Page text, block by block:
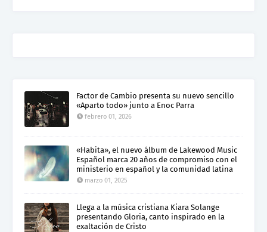
Factor de Cambio presenta su nuevo sencillo
«Aparto todo» junto a Enoc Parra
febrero 01, 2026
«Habita», el nuevo álbum de Lakewood Music
Español marca 20 años de compromiso con el
ministerio en español y la comunidad latina
marzo 01, 2025
Llega a la música cristiana Kiara Solange
presentando Gloria, canto inspirado en la
exaltación de Cristo